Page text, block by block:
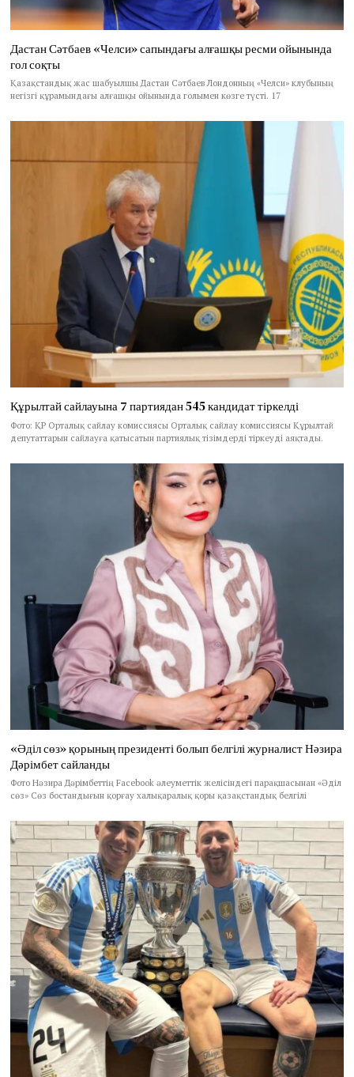
Дастан Сәтбаев «Челси» сапындағы алғашқы ресми ойынында
гол соқты
Қазақстандық жас шабуылшы Дастан Сәтбаев Лондонның «Челси» клубының
негізгі құрамындағы алғашқы ойынында голымен көзге түсті. 17
Құрылтай сайлауына 7 партиядан 545 кандидат тіркелді
Фото: ҚР Орталық сайлау комиссиясы Орталық сайлау комиссиясы Құрылтай
депутаттарын сайлауға қатысатын партиялық тізімдерді тіркеуді аяқтады.
«Әділ сөз» қорының президенті болып белгілі журналист Нәзира
Дәрімбет сайланды
Фото Нәзира Дәрімбеттің Facebook әлеуметтік желісіндегі парақшасынан «Әділ
сөз» Сөз бостандығын қорғау халықаралық қоры қазақстандық белгілі